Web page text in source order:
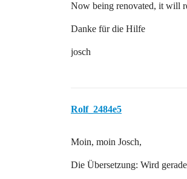
Now being renovated, it will
Danke für die Hilfe
josch
Rolf_2484e5
Moin, moin Josch,
Die Übersetzung: Wird